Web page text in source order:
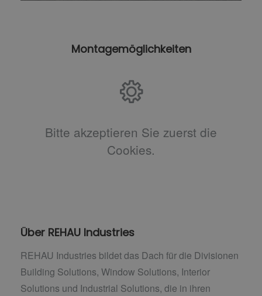
Montagemöglichkeiten
Bitte akzeptieren Sie zuerst die
Cookies.
Über REHAU Industries
REHAU Industries bildet das Dach für die Divisionen
Building Solutions, Window Solutions, Interior
Solutions und Industrial Solutions, die in ihren